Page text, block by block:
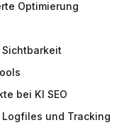
Optimierung
bei KI SEO
und Tracking